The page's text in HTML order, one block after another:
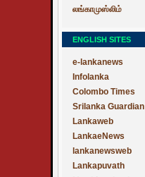
லங்காமுஸ்லிம்
ENGLISH SITES
e-lankanews
Infolanka
Colombo Times
Srilanka Guardian
Lankaweb
LankaeNews
lankanewsweb
Lankapuvath